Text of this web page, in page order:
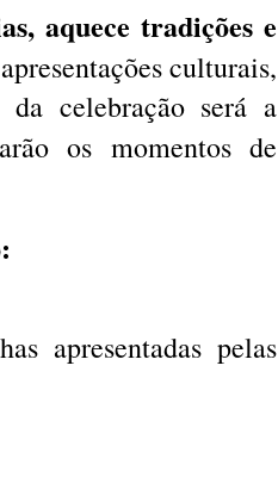
aquece tradições e
culturais,
celebração será a
os momentos de
apresentadas pelas